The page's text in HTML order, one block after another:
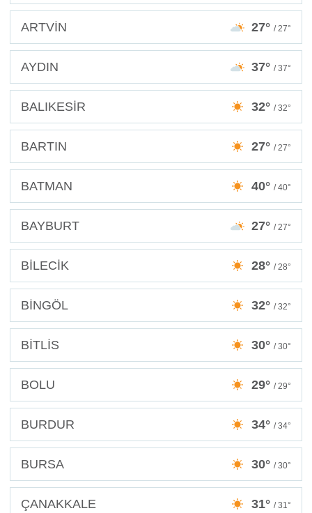
ARTVİN 27° / 27°
AYDIN 37° / 37°
BALIKESİR 32° / 32°
BARTIN 27° / 27°
BATMAN 40° / 40°
BAYBURT 27° / 27°
BİLECİK 28° / 28°
BİNGÖL 32° / 32°
BİTLİS 30° / 30°
BOLU 29° / 29°
BURDUR 34° / 34°
BURSA 30° / 30°
ÇANAKKALE 31° / 31°